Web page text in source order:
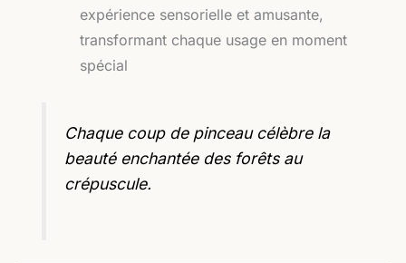
expérience sensorielle et amusante,
transformant chaque usage en moment
spécial
Chaque coup de pinceau célèbre la
beauté enchantée des forêts au
crépuscule.